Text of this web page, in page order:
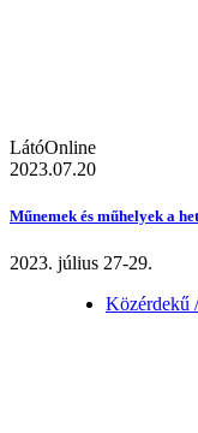
LátóOnline
2023.07.20
Műnemek és műhelyek a
2023. július 27-29.
Közérdekű